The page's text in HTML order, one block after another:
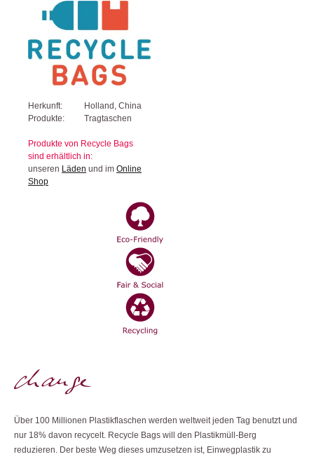
Herkunft:
Holland, China
Produkte:
Tragtaschen
Produkte von Recycle Bags
sind erhältlich in:
unseren Läden und im Online
Shop
Über 100 Millionen Plastikflaschen werden weltweit jeden Tag benutzt und
nur 18% davon recycelt. Recycle Bags will den Plastikmüll-Berg
reduzieren. Der beste Weg dieses umzusetzen ist, Einwegplastik zu